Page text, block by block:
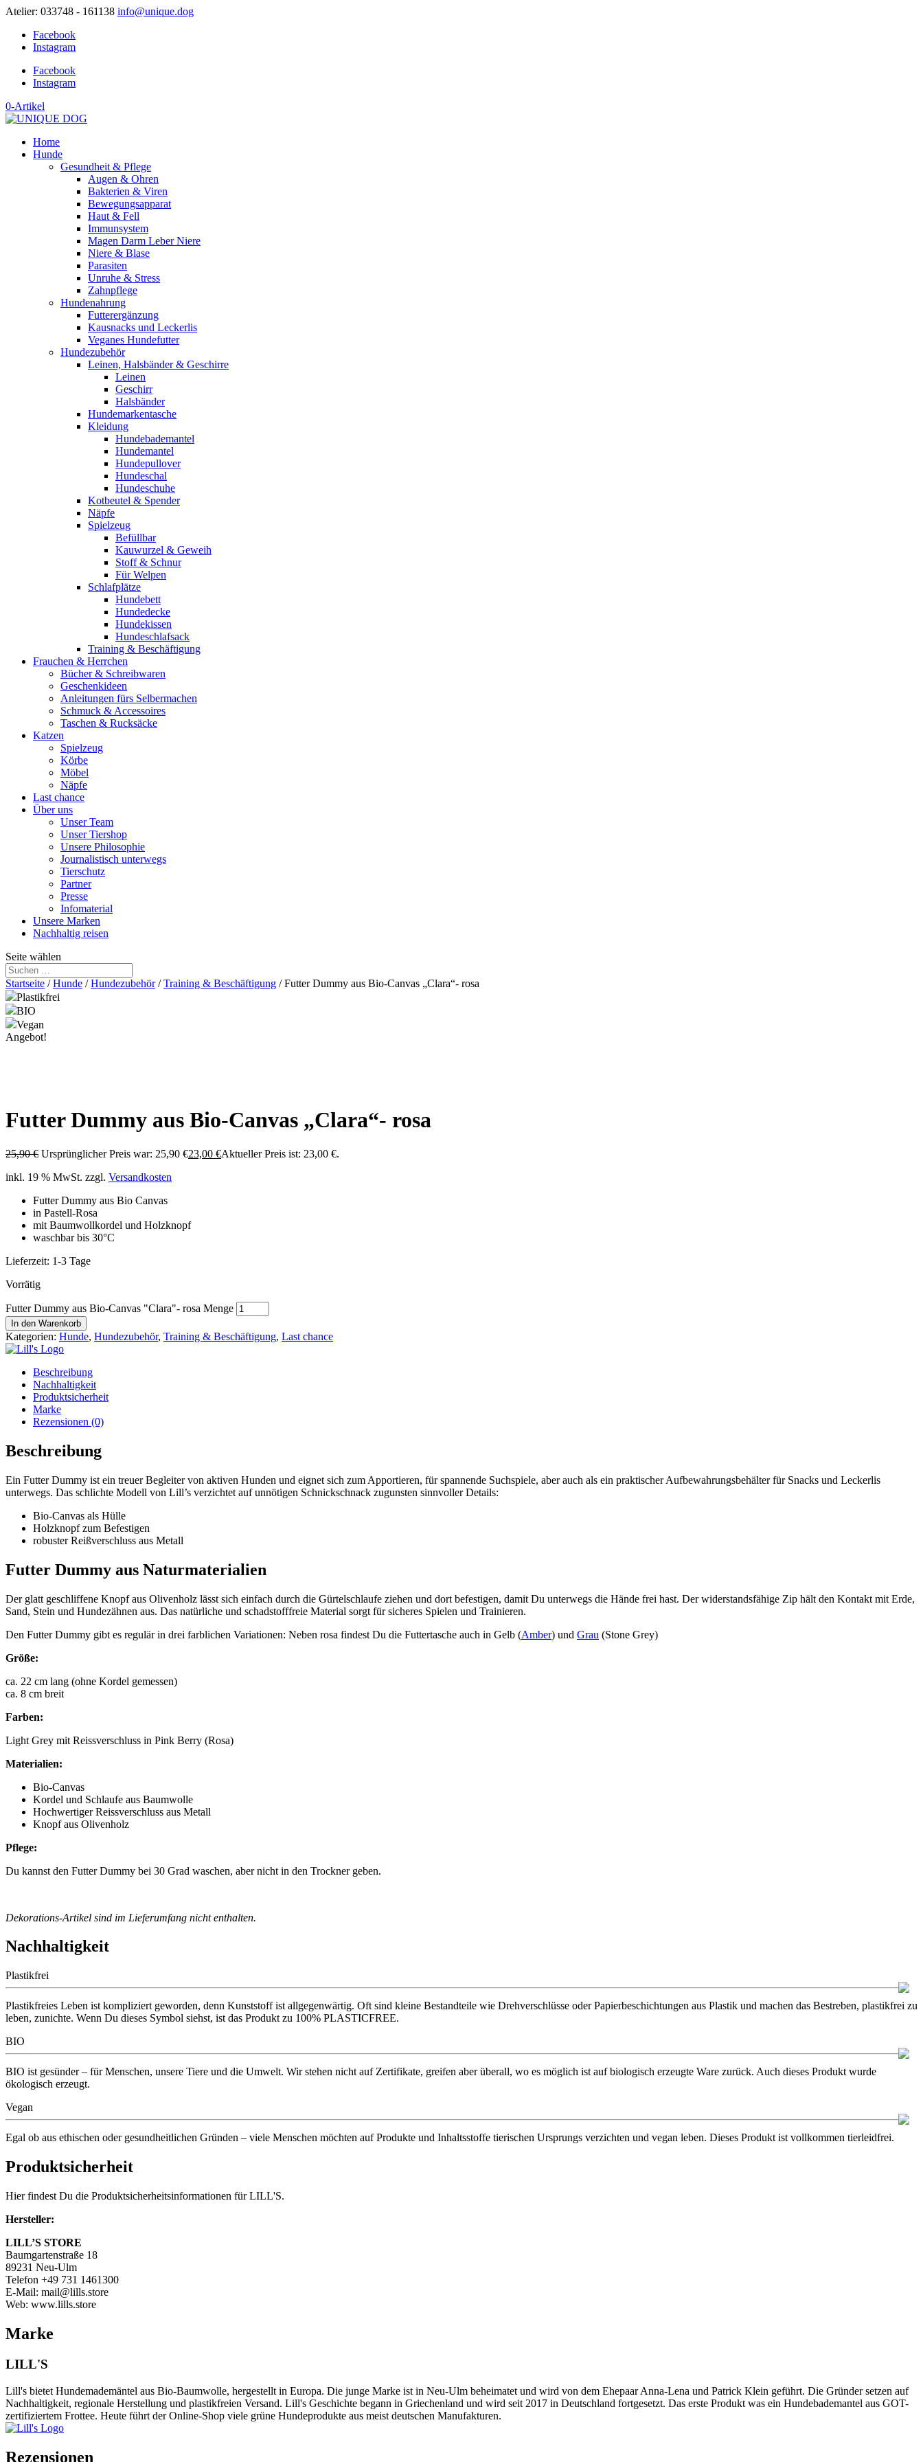
Atelier: 033748 - 161138 info@unique.dog
Facebook
Instagram
Facebook
Instagram
0-Artikel
Home
Hunde
Gesundheit & Pflege
Augen & Ohren
Bakterien & Viren
Bewegungsapparat
Haut & Fell
Immunsystem
Magen Darm Leber Niere
Niere & Blase
Parasiten
Unruhe & Stress
Zahnpflege
Hundenahrung
Futterergänzung
Kausnacks und Leckerlis
Veganes Hundefutter
Hundezubehör
Leinen, Halsbänder & Geschirre
Leinen
Geschirr
Halsbänder
Hundemarkentasche
Kleidung
Hundebademantel
Hundemantel
Hundepullover
Hundeschal
Hundeschuhe
Kotbeutel & Spender
Näpfe
Spielzeug
Befüllbar
Kauwurzel & Geweih
Stoff & Schnur
Für Welpen
Schlafplätze
Hundebett
Hundedecke
Hundekissen
Hundeschlafsack
Training & Beschäftigung
Frauchen & Herrchen
Bücher & Schreibwaren
Geschenkideen
Anleitungen fürs Selbermachen
Schmuck & Accessoires
Taschen & Rucksäcke
Katzen
Spielzeug
Körbe
Möbel
Näpfe
Last chance
Über uns
Unser Team
Unser Tiershop
Unsere Philosophie
Journalistisch unterwegs
Tierschutz
Partner
Presse
Infomaterial
Unsere Marken
Nachhaltig reisen
Seite wählen
Startseite /Hunde /Hundezubehör/Training & Beschäftigung / Futter Dummy aus Bio-Canvas „Clara“- rosa
Plastikfrei
BIO
Vegan
Angebot!
Futter Dummy aus Bio-Canvas „Clara“- rosa
25,90€ Ursprünglicher Preis war: 25,90 €23,00 €Aktueller Preis ist: 23,00 €.
inkl. 19 % MwSt. zzgl. Versandkosten
Futter Dummy aus Bio Canvas
in Pastell-Rosa
mit Baumwollkordel und Holzknopf
waschbar bis 30°C
Lieferzeit: 1-3 Tage
Vorrätig
Futter Dummy aus Bio-Canvas "Clara"- rosa Menge
In den Warenkorb
Kategorien: Hunde, Hundezubehör, Training & Beschäftigung, Last chance
Beschreibung
Nachhaltigkeit
Produktsicherheit
Marke
Rezensionen (0)
Beschreibung
Ein Futter Dummy ist ein treuer Begleiter von aktiven Hunden und eignet sich zum Apportieren, für spannende Suchspiele, aber auch als ein praktischer Aufbewahrungsbehälter für Snacks und Leckerlis
unterwegs. Das schlichte Modell von Lill’s verzichtet auf unnötigen Schnickschnack zugunsten sinnvoller Details:
Bio-Canvas als Hülle
Holzknopf zum Befestigen
robuster Reißverschluss aus Metall
Futter Dummy aus Naturmaterialien
Der glatt geschliffene Knopf aus Olivenholz lässt sich einfach durch die Gürtelschlaufe ziehen und dort befestigen, damit Du unterwegs die Hände frei hast. Der widerstandsfähige Zip hält den Kontakt mit Erde,
Sand, Stein und Hundezähnen aus. Das natürliche und schadstofffreie Material sorgt für sicheres Spielen und Trainieren.
Den Futter Dummy gibt es regulär in drei farblichen Variationen: Neben rosa findest Du die Futtertasche auch in Gelb (Amber) und Grau (Stone Grey)
Größe:
ca. 22 cm lang (ohne Kordel gemessen)
ca. 8 cm breit
Farben:
Light Grey mit Reissverschluss in Pink Berry (Rosa)
Materialien:
Bio-Canvas
Kordel und Schlaufe aus Baumwolle
Hochwertiger Reissverschluss aus Metall
Knopf aus Olivenholz
Pflege:
Du kannst den Futter Dummy bei 30 Grad waschen, aber nicht in den Trockner geben.
Dekorations-Artikel sind im Lieferumfang nicht enthalten.
Nachhaltigkeit
Plastikfrei
Plastikfreies Leben ist kompliziert geworden, denn Kunststoff ist allgegenwärtig. Oft sind kleine Bestandteile wie Drehverschlüsse oder Papierbeschichtungen aus Plastik und machen das Bestreben, plastikfrei zu
leben, zunichte. Wenn Du dieses Symbol siehst, ist das Produkt zu 100% PLASTICFREE.
BIO
BIO ist gesünder – für Menschen, unsere Tiere und die Umwelt. Wir stehen nicht auf Zertifikate, greifen aber überall, wo es möglich ist auf biologisch erzeugte Ware zurück. Auch dieses Produkt wurde
ökologisch erzeugt.
Vegan
Egal ob aus ethischen oder gesundheitlichen Gründen – viele Menschen möchten auf Produkte und Inhaltsstoffe tierischen Ursprungs verzichten und vegan leben. Dieses Produkt ist vollkommen tierleidfrei.
Produktsicherheit
Hier findest Du die Produktsicherheitsinformationen für LILL'S.
Hersteller:
LILL’S STORE
Baumgartenstraße 18
89231 Neu-Ulm
Telefon +49 731 1461300
E-Mail: mail@lills.store
Web: www.lills.store
Marke
LILL'S
Lill's bietet Hundemademäntel aus Bio-Baumwolle, hergestellt in Europa. Die junge Marke ist in Neu-Ulm beheimatet und wird von dem Ehepaar Anna-Lena und Patrick Klein geführt. Die Gründer setzen auf
Nachhaltigkeit, regionale Herstellung und plastikfreien Versand. Lill's Geschichte begann in Griechenland und wird seit 2017 in Deutschland fortgesetzt. Das erste Produkt was ein Hundebademantel aus GOT-
zertifiziertem Frottee. Heute führt der Online-Shop viele grüne Hundeprodukte aus meist deutschen Manufakturen.
Rezensionen